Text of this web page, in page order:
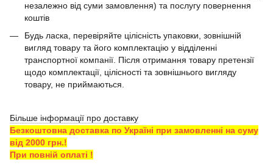
незалежно від суми замовлення) та послугу повернення
коштів
Будь ласка, перевіряйте цілісність упаковки, зовнішній
вигляд товару та його комплектацію у відділенні
транспортної компанії. Після отримання товару претензії
щодо комплектації, цілісності та зовнішнього вигляду
товару, не приймаються.
Більше інформації про доставку
Безкоштовна доставка по Україні при замовленні на суму
від 2000 грн.!
При повній оплаті !